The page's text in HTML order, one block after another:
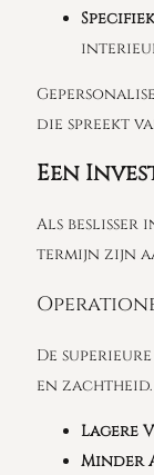
die spreekt
Een
Als beslisser
termijn zijn
De
en
Lagere
Minder